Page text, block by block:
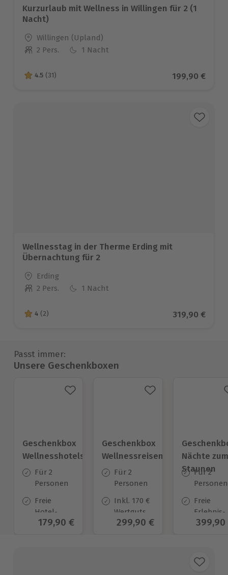
Kurzurlaub mit Wellness in Willingen für 2 (1
Nacht)
Standort
Willingen (Upland)
Anzahl der Teilnehmer
2 Pers. 1 Nacht
4.5 von 5 Sternen basierend auf 31 Bewertungen
4.5 (31) Aktueller
199,90 €
Wellnesstag in der Therme Erding mit
Übernachtung für 2
Standort
Erding
Anzahl der Teilnehmer
2 Pers. 1 Nacht
4 von 5 Sternen basierend auf 2 Bewertungen
4 (2) Aktueller
319,90 €
Passt immer:
Unsere Geschenkboxen
Geschenkbox
Wellnesshotels
Für 2
Personen
Freie
Hotel-
Auswahl
Aktueller Preis
179,90 €
Geschenkbox
Wellnessreisen
Für 2
Personen
Inkl. 170 €
Wertgutschein
zur
Aktueller Preis
299,90 €
Nächte zum
Staunen
Für 2
Personen
Freie
Erlebnis-
Auswahl
399,90